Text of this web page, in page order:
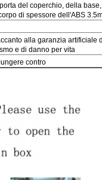
del coperchio, della
di spessore dell'ABS
alla garanzia artificiale
e di danno per vita
contro